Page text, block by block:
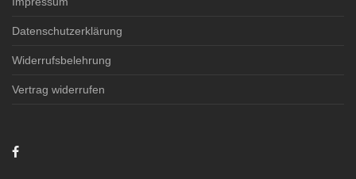
Datenschutzerklärung
Widerrufsbelehrung
Vertrag widerrufen